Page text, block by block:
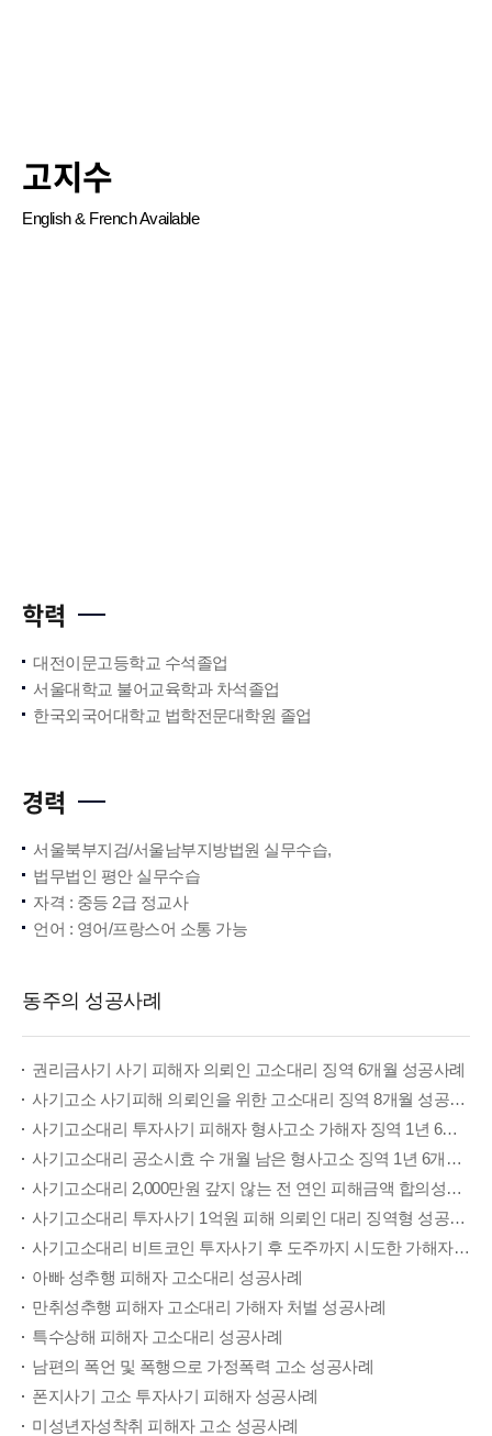
고지수
English & French Available
학력
대전이문고등학교 수석졸업
서울대학교 불어교육학과 차석졸업
한국외국어대학교 법학전문대학원 졸업
경력
서울북부지검/서울남부지방법원 실무수습,
법무법인 평안 실무수습
자격 : 중등 2급 정교사
언어 : 영어/프랑스어 소통 가능
동주의 성공사례
권리금사기 사기 피해자 의뢰인 고소대리 징역 6개월 성공사례
사기고소 사기피해 의뢰인을 위한 고소대리 징역 8개월 성공사례
사기고소대리 투자사기 피해자 형사고소 가해자 징역 1년 6월 성공사례
사기고소대리 공소시효 수 개월 남은 형사고소 징역 1년 6개월 성공사례
사기고소대리 2,000만원 갚지 않는 전 연인 피해금액 합의성공 집행유예
사기고소대리 투자사기 1억원 피해 의뢰인 대리 징역형 성공사례
사기고소대리 비트코인 투자사기 후 도주까지 시도한 가해자 구속기소 징역 1년 6개월 성공사례
아빠 성추행 피해자 고소대리 성공사례
만취성추행 피해자 고소대리 가해자 처벌 성공사례
특수상해 피해자 고소대리 성공사례
남편의 폭언 및 폭행으로 가정폭력 고소 성공사례
폰지사기 고소 투자사기 피해자 성공사례
미성년자성착취 피해자 고소 성공사례